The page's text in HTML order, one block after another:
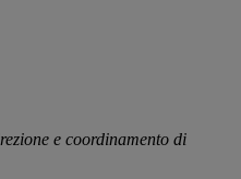
e coordinamento di